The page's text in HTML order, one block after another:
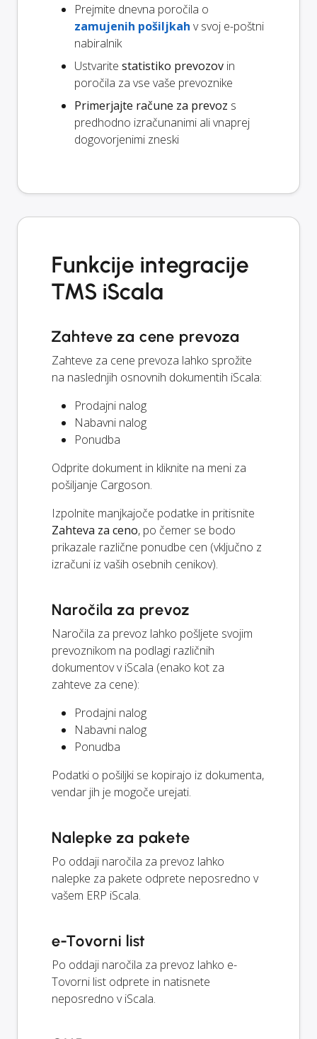
Prejmite dnevna poročila o
zamujenih pošiljkah v svoj e-poštni
nabiralnik
Ustvarite statistiko prevozov in
poročila za vse vaše prevoznike
Primerjajte račune za prevoz s
predhodno izračunanimi ali vnaprej
dogovorjenimi zneski
Funkcije integracije
TMS iScala
Zahteve za cene prevoza
Zahteve za cene prevoza lahko sprožite
na naslednjih osnovnih dokumentih iScala:
Prodajni nalog
Nabavni nalog
Ponudba
Odprite dokument in kliknite na meni za
pošiljanje Cargoson.
Izpolnite manjkajoče podatke in pritisnite
Zahteva za ceno, po čemer se bodo
prikazale različne ponudbe cen (vključno z
izračuni iz vaših osebnih cenikov).
Naročila za prevoz
Naročila za prevoz lahko pošljete svojim
prevoznikom na podlagi različnih
dokumentov v iScala (enako kot za
zahteve za cene):
Prodajni nalog
Nabavni nalog
Ponudba
Podatki o pošiljki se kopirajo iz dokumenta,
vendar jih je mogoče urejati.
Nalepke za pakete
Po oddaji naročila za prevoz lahko
nalepke za pakete odprete neposredno v
vašem ERP iScala.
e-Tovorni list
Po oddaji naročila za prevoz lahko e-
Tovorni list odprete in natisnete
neposredno v iScala.